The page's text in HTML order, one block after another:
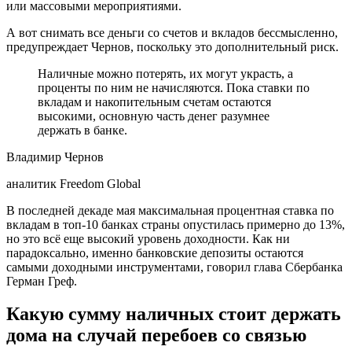
или массовыми мероприятиями.
А вот снимать все деньги со счетов и вкладов бессмысленно,
предупреждает Чернов, поскольку это дополнительный риск.
Наличные можно потерять, их могут украсть, а
проценты по ним не начисляются. Пока ставки по
вкладам и накопительным счетам остаются
высокими, основную часть денег разумнее
держать в банке.
Владимир Чернов
аналитик Freedom Global
В последней декаде мая максимальная процентная ставка по
вкладам в топ-10 банках страны опустилась примерно до 13%,
но это всё еще высокий уровень доходности. Как ни
парадоксально, именно банковские депозиты остаются
самыми доходными инструментами, говорил глава Сбербанка
Герман Греф.
Какую сумму наличных стоит держать
дома на случай перебоев со связью